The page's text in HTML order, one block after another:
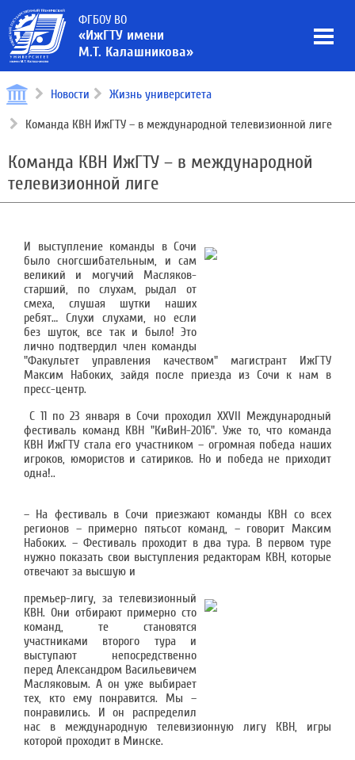
ФГБОУ ВО
«ИжГТУ имени
М.Т. Калашникова»
Новости Жизнь университета
Команда КВН ИжГТУ – в международной телевизионной лиге
Команда КВН ИжГТУ – в международной
телевизионной лиге
И выступление команды в Сочи
было сногсшибательным, и сам
великий и могучий Масляков-
старший, по слухам, рыдал от
смеха, слушая шутки наших
ребят… Слухи слухами, но если
без шуток, все так и было! Это
лично подтвердил член команды
"Факультет управления качеством" магистрант ИжГТУ
Максим Набоких, зайдя после приезда из Сочи к нам в
пресс-центр.
С 11 по 23 января в Сочи проходил XXVII Международный
фестиваль команд КВН "КиВиН-2016". Уже то, что команда
КВН ИжГТУ стала его участником – огромная победа наших
игроков, юмористов и сатириков. Но и победа не приходит
одна!..
– На фестиваль в Сочи приезжают команды КВН со всех
регионов – примерно пятьсот команд, – говорит Максим
Набоких. – Фестиваль проходит в два тура. В первом туре
нужно показать свои выступления редакторам КВН, которые
отвечают за высшую и
премьер-лигу, за телевизионный
КВН. Они отбирают примерно сто
команд, те становятся
участниками второго тура и
выступают непосредственно
перед Александром Васильевичем
Масляковым. А он уже выбирает
тех, кто ему понравится. Мы –
понравились. И он распределил
нас в международную телевизионную лигу КВН, игры
которой проходит в Минске.